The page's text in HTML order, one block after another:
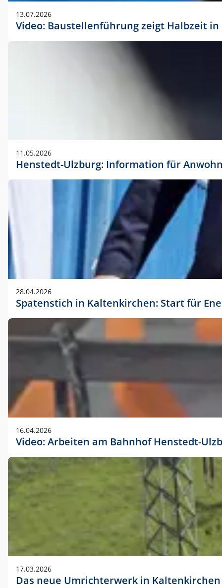
13.07.2026
Video: Baustellenführung zeigt Halbzeit
11.05.2026
Henstedt-Ulzburg: Information für
28.04.2026
Spatenstich in Kaltenkirchen: Start für
16.04.2026
Video: Arbeiten am Bahnhof Henstedt-
17.03.2026
Das neue Umrichterwerk in Kaltenkirchen